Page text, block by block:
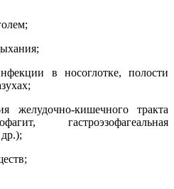
в носоглотке, полости
желудочно-кишечного тракта
гастроэзофагеальная